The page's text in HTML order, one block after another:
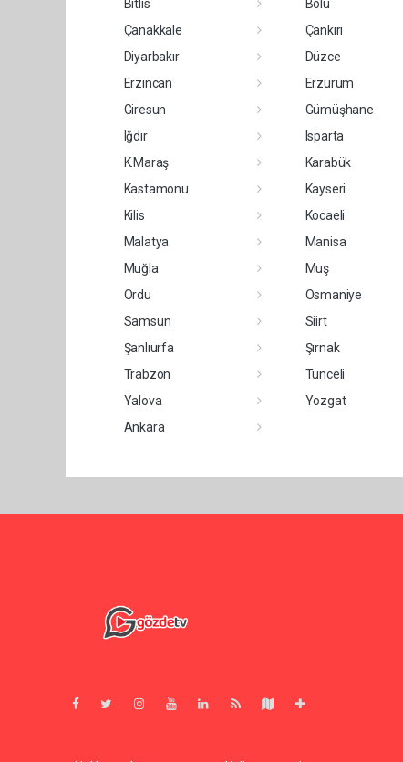
Bitlis
Bolu
Çanakkale
Çankırı
Diyarbakır
Düzce
Erzincan
Erzurum
Giresun
Gümüşhane
Iğdır
Isparta
K.Maraş
Karabük
Kastamonu
Kayseri
Kilis
Kocaeli
Malatya
Manisa
Muğla
Muş
Ordu
Osmaniye
Samsun
Siirt
Şanlıurfa
Şırnak
Trabzon
Tunceli
Yalova
Yozgat
Ankara